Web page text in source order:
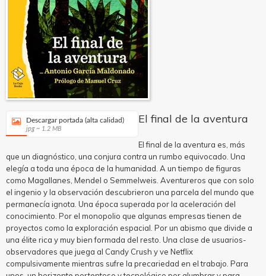
Descargar portada (alta calidad)
jpg ~ 1.2 MB
El final de la aventura
El final de la aventura es, más
que un diagnóstico, una conjura contra un rumbo equivocado. Una
elegía a toda una época de la humanidad. A un tiempo de figuras
como Magallanes, Mendel o Semmelweis. Aventureros que con solo
el ingenio y la observación descubrieron una parcela del mundo que
permanecía ignota. Una época superada por la aceleración del
conocimiento. Por el monopolio que algunas empresas tienen de
proyectos como la exploración espacial. Por un abismo que divide a
una élite rica y muy bien formada del resto. Una clase de usuarios-
observadores que juega al Candy Crush y ve Netflix
compulsivamente mientras sufre la precariedad en el trabajo. Para